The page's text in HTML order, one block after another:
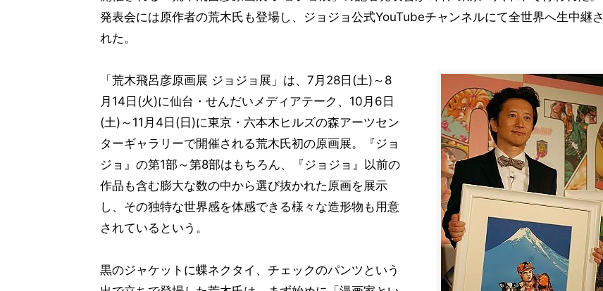
発表会には原作者の荒木氏も登場し、ジョジョ公式YouTubeチャンネルにて全世界へ生中継さ
れた。
「荒木飛呂彦原画展 ジョジョ展」は、7月28日(土)～8
月14日(火)に仙台・せんだいメディアテーク、10月6日
(土)～11月4日(日)に東京・六本木ヒルズの森アーツセン
ターギャラリーで開催される荒木氏初の原画展。『ジョ
ジョ』の第1部～第8部はもちろん、『ジョジョ』以前の
作品も含む膨大な数の中から選び抜かれた原画を展示
し、その独特な世界感を体感できる様々な造形物も用意
されているという。
黒のジャケットに蝶ネクタイ、チェックのパンツという